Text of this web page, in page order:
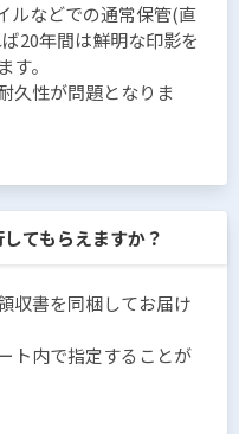
ルなどでの通常保管(直
20年間は鮮明な印影を
。
久性が問題となりま
てもらえますか？
収書を同梱してお届け
ト内で指定することが